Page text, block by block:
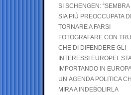
SI SCHENGEN:
SIA PIÙ PREOCCUPATA DI
TORNARE A FARSI
FOTOGRAFARE CON
CHE DI DIFENDERE GLI
INTERESSI EUROPEI. STA
IMPORTANDO IN EUROPA
UN’AGENDA POLITICA
MIRA A INDEBOLIRLA